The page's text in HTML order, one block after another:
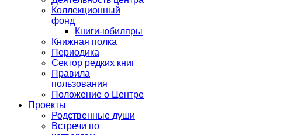
Коллекционный
фонд
Книги-юбиляры
Книжная полка
Периодика
Сектор редких книг
Правила
пользования
Положение о Центре
Проекты
Родственные души
Встречи по